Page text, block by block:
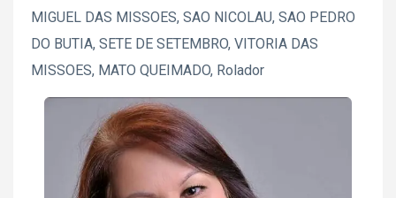
MIGUEL DAS MISSOES, SAO NICOLAU, SAO PEDRO
DO BUTIA, SETE DE SETEMBRO, VITORIA DAS
MISSOES, MATO QUEIMADO, Rolador